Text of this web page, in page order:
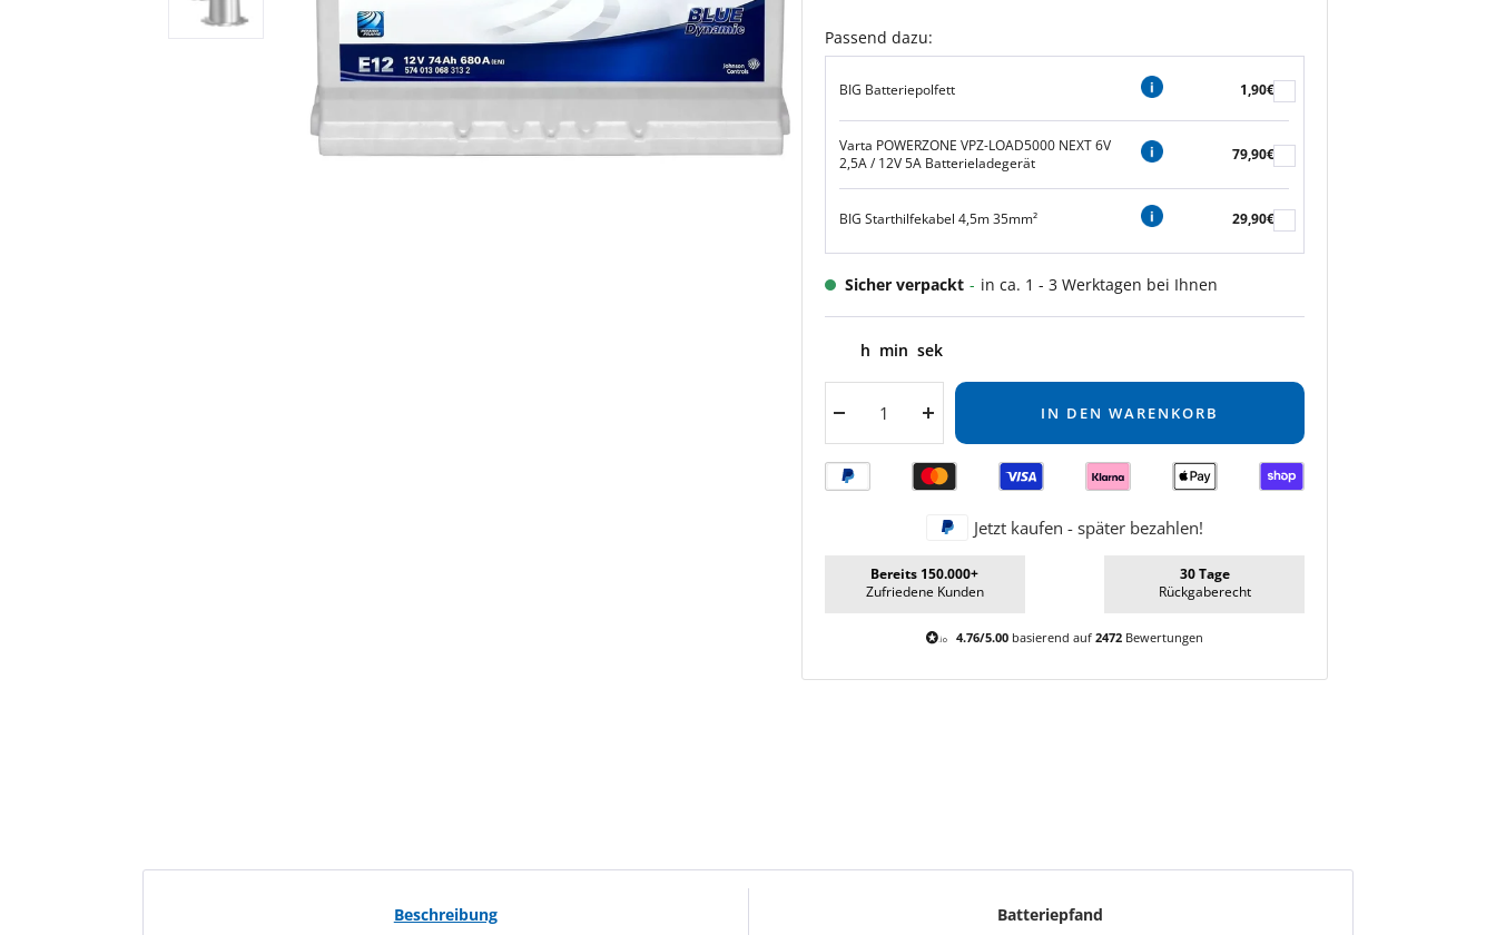
Passend dazu:
BIG Batteriepolfett 1,90€
Varta POWERZONE VPZ-LOAD5000 NEXT 6V
2,5A / 12V 5A Batterieladegerät
79,90€
BIG Starthilfekabel 4,5m 35mm² 29,90€
Sicher verpackt - in ca. 1 - 3 Werktagen bei Ihnen
h min sek
Menge
Menge
IN DEN WARENKORB
Jetzt kaufen - später bezahlen!
Bereits 150.000+
Zufriedene Kunden
30 Tage
Rückgaberecht
4.76/5.00basierend auf 2472Bewertungen
Beschreibung Batteriepfand